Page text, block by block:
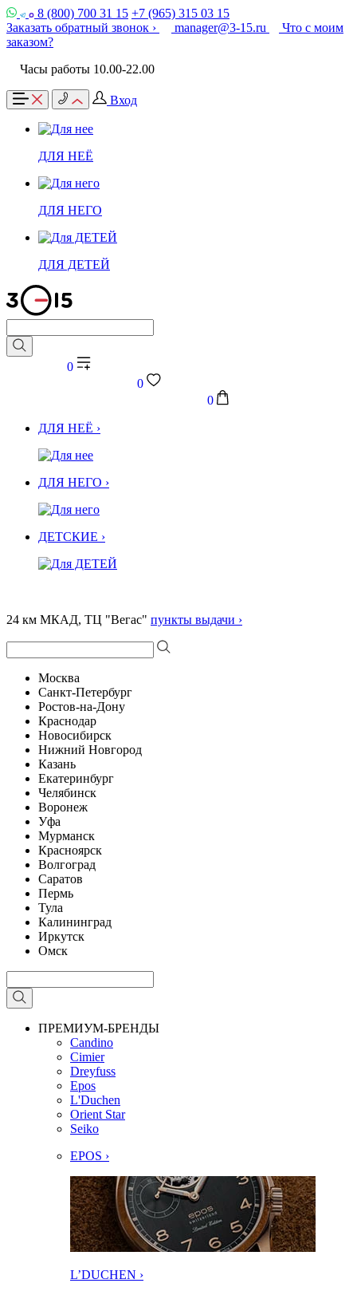
8 (800) 700 31 15 +7 (965) 315 03 15
Заказать обратный звонок ›
manager@3-15.ru
Что с моим
заказом?
Часы работы 10.00-22.00
Вход
ДЛЯ НЕЁ
ДЛЯ НЕГО
ДЛЯ ДЕТЕЙ
0
0
0
ДЛЯ НЕЁ ›
ДЛЯ НЕГО ›
ДЕТСКИЕ ›
24 км МКАД, ТЦ "Вегас" пункты выдачи ›
Москва
Санкт-Петербург
Ростов-на-Дону
Краснодар
Новосибирск
Нижний Новгород
Казань
Екатеринбург
Челябинск
Воронеж
Уфа
Мурманск
Красноярск
Волгоград
Саратов
Пермь
Тула
Калининград
Иркутск
Омск
ПРЕМИУМ-БРЕНДЫ
Candino
Cimier
Dreyfuss
Epos
L'Duchen
Orient Star
Seiko
EPOS ›
L’DUCHEN ›